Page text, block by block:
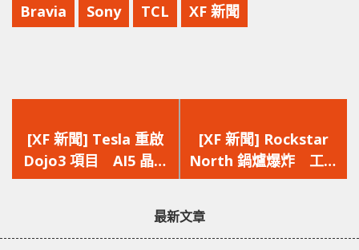
Bravia Sony TCL XF 新聞
一
篇
文
[XF 新聞] Tesla 重啟
Dojo3 項目 AI5 晶片
將具備媲美 NVIDIA
一
篇
文
[XF 新聞] Rockstar
North 鍋爐爆炸 工作
室已恢復運作指《GTA
最新文章